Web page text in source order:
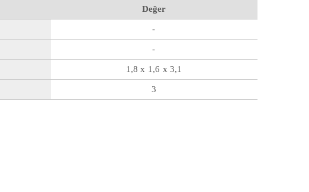
Değer
-
-
1,8 x 1,6 x 3,1
3